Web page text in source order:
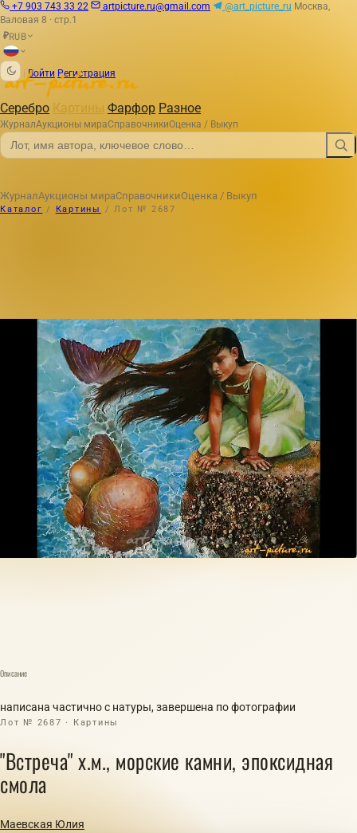
+7 903 743 33 22 artpicture.ru@gmail.com @art_picture_ru Москва,
Валовая 8 · стр.1
₽RUB
Войти Регистрация
Серебро Картины Фарфор Разное
ЖурналАукционы мираСправочникиОценка / Выкуп
ЖурналАукционы мираСправочникиОценка / Выкуп
Каталог / Картины / Лот № 2687
Описание
написана частично с натуры, завершена по фотографии
Лот № 2687 · Картины
"Встреча" х.м., морские камни, эпоксидная
смола
Маевская Юлия